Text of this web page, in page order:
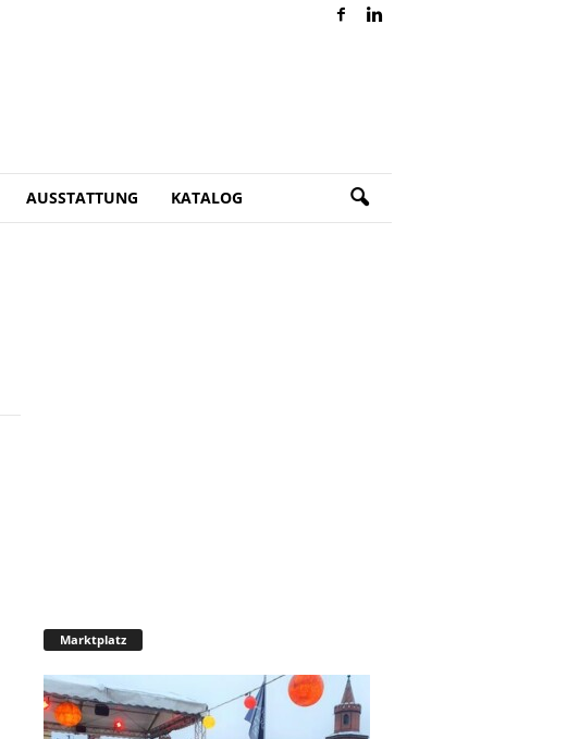
AUSSTATTUNG KATALOG
Marktplatz